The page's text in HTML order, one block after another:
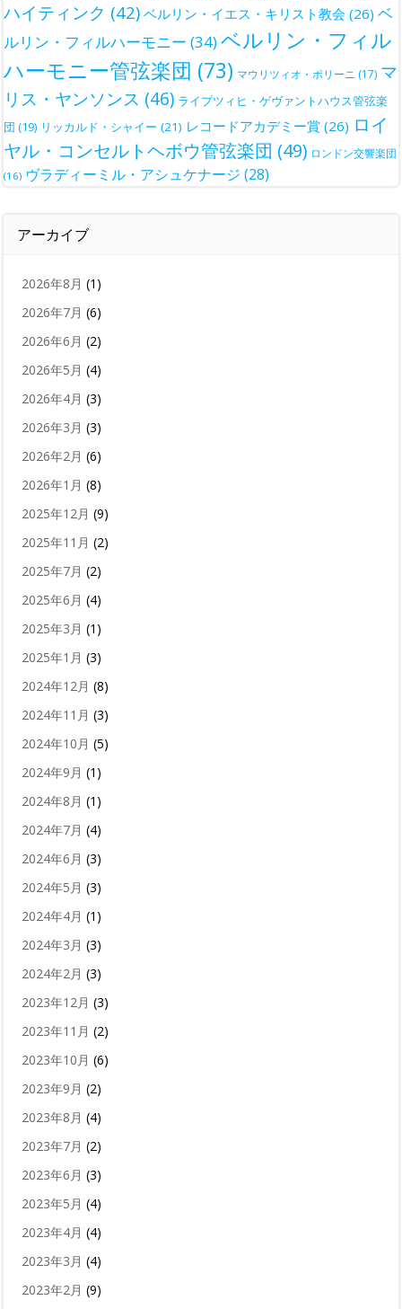
ハイティンク (42) ベルリン・イエス・キリスト教会 (26) ベ
ルリン・フィルハーモニー (34)ベルリン・フィル
ハーモニー管弦楽団 (73) マウリツィオ・ポリーニ (17) マ
リス・ヤンソンス (46) ライプツィヒ・ゲヴァントハウス管弦楽
団 (19) リッカルド・シャイー (21) レコードアカデミー賞 (26) ロイ
ヤル・コンセルトヘボウ管弦楽団 (49) ロンドン交響楽団
(16) ヴラディーミル・アシュケナージ (28)
アーカイブ
2026年8月 (1)
2026年7月 (6)
2026年6月 (2)
2026年5月 (4)
2026年4月 (3)
2026年3月 (3)
2026年2月 (6)
2026年1月 (8)
2025年12月 (9)
2025年11月 (2)
2025年7月 (2)
2025年6月 (4)
2025年3月 (1)
2025年1月 (3)
2024年12月 (8)
2024年11月 (3)
2024年10月 (5)
2024年9月 (1)
2024年8月 (1)
2024年7月 (4)
2024年6月 (3)
2024年5月 (3)
2024年4月 (1)
2024年3月 (3)
2024年2月 (3)
2023年12月 (3)
2023年11月 (2)
2023年10月 (6)
2023年9月 (2)
2023年8月 (4)
2023年7月 (2)
2023年6月 (3)
2023年5月 (4)
2023年4月 (4)
2023年3月 (4)
2023年2月 (9)